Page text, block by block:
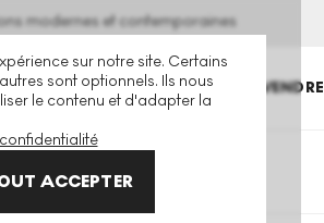
sur notre site. Certains
sont optionnels. Ils nous
le contenu et d'adapter la
ACCEPTER
modernes et contemporaines
ACHETER VENDRE